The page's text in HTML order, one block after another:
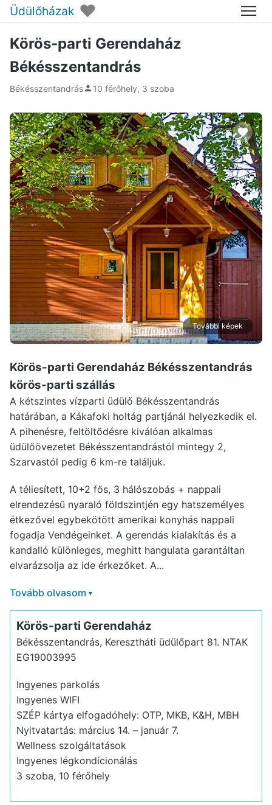
Üdülőházak ♥ Menü
Körös-parti Gerendaház
Békésszentandrás
Békésszentandrás 10 férőhely, 3 szoba
További képek
Körös-parti Gerendaház Békésszentandrás
körös-parti szállás
A kétszintes vízparti üdülő Békésszentandrás
határában, a Kákafoki holtág partjánál helyezkedik el.
A pihenésre, feltöltődésre kiválóan alkalmas
üdülőövezetet Békésszentandrástól mintegy 2,
Szarvastól pedig 6 km-re találjuk.
A téliesített, 10+2 fős, 3 hálószobás + nappali
elrendezésű nyaraló földszintjén egy hatszemélyes
étkezővel egybekötött amerikai konyhás nappali
fogadja Vendégeinket. A gerendás kialakítás és a
kandalló különleges, meghitt hangulata garantáltan
elvarázsolja az ide érkezőket. A...
Tovább olvasom ▾
Körös-parti Gerendaház
Békésszentandrás, Keresztháti üdülőpart 81. NTAK
EG19003995
Ingyenes parkolás
Ingyenes WIFI
SZÉP kártya elfogadóhely: OTP, MKB, K&H, MBH
Nyitvatartás: március 14. – január 7.
Wellness szolgáltatások
Ingyenes légkondícionálás
3 szoba, 10 férőhely